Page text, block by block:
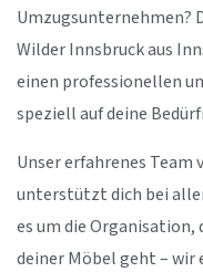
Umzugsunternehmen?
Wilder Innsbruck aus
einen professionellen
speziell auf deine
Unser erfahrenes Team
unterstützt dich bei
es um die
deiner Möbel geht – wir